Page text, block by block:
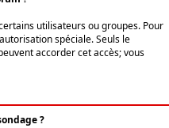
utilisateurs ou groupes. Pour
spéciale. Seuls le
accorder cet accès; vous
?